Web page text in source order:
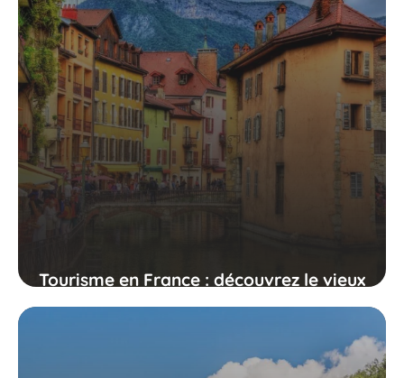
Tourisme en France : découvrez le vieux
Annecy